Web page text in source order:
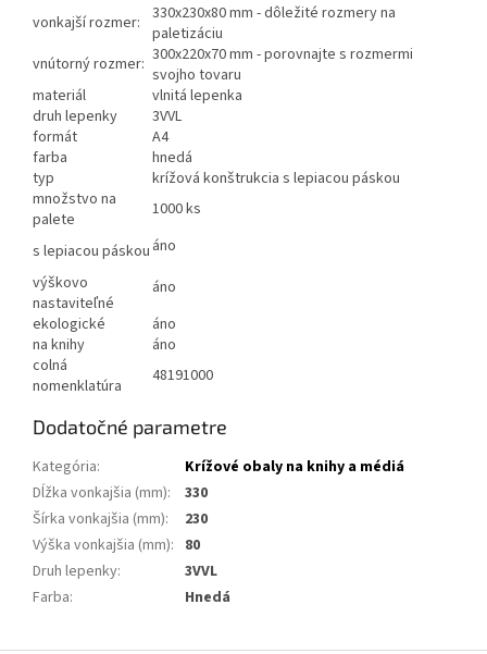
vonkajší rozmer: 330x230x80 mm - dôležité rozmery na
paletizáciu
vnútorný rozmer: 300x220x70 mm - porovnajte s rozmermi
svojho tovaru
materiál
vlnitá lepenka
druh lepenky
3VVL
formát
A4
farba
hnedá
typ
krížová konštrukcia s lepiacou páskou
množstvo na
palete
1000 ks
s lepiacou páskou áno
výškovo
nastaviteľné
áno
ekologické
áno
na knihy
áno
colná
nomenklatúra
48191000
Dodatočné parametre
Kategória:
Krížové obaly na knihy a médiá
Dĺžka vonkajšia (mm):
330
Šírka vonkajšia (mm):
230
Výška vonkajšia (mm): 80
Druh lepenky:
3VVL
Farba: Hnedá